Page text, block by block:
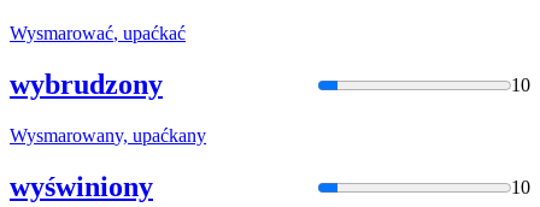
Wysmarować, upaćkać
wybrudzony 10
Wysmarowany, upaćkany
wyświniony 10